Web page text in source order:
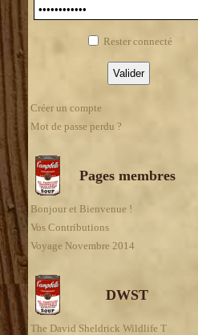
Rester connecté
Créer un compte
Mot de passe perdu ?
Pages membres
Bonjour et Bienvenue !
Vos Contributions
Voyage Novembre 2014
DWST
The David Sheldrick Wildlife T